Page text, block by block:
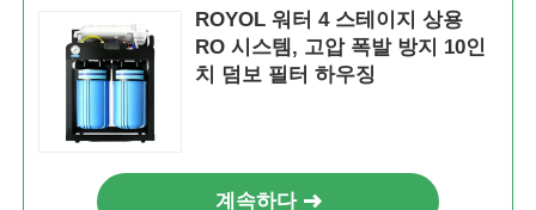
ROYOL 워터 4 스테이지 상용
RO 시스템, 고압 폭발 방지 10인
치 덤보 필터 하우징
계속하다